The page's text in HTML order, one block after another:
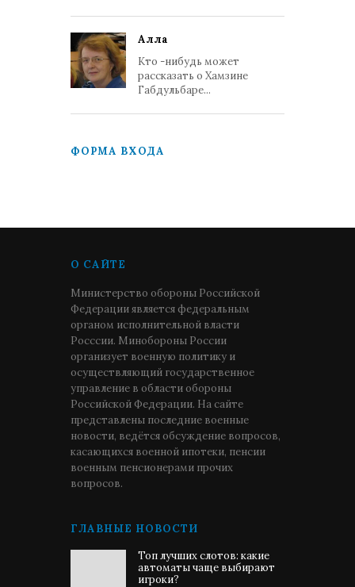
Алла
Кто -нибудь может
рассказать о Хамзине
Габдульбаре...
ФОРМА ВХОДА
О САЙТЕ
Министерство обороны Российской
Федерации является федеральным
органом исполнительной власти
Росссии. Минобороны России
организует военную политику и
осуществляющий государственное
управление в области обороны
Российской Федерации. На сайте
представлены последние военные
новости, ведётся обсуждение вопросов,
касающихся военной ипотеки, пенсии
военным пенсионерами прочих
вопросов.
ГЛАВНЫЕ НОВОСТИ
Топ лучших слотов: какие
автоматы чаще выбирают
игроки?